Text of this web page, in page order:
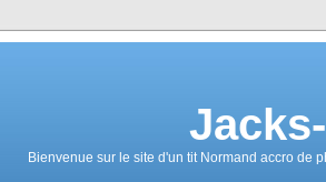
Bienvenue sur le site d'un tit Normand accro de